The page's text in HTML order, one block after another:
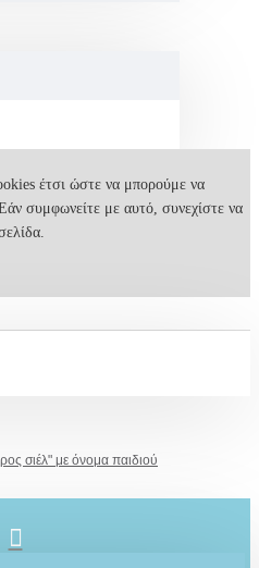
έτσι ώστε να μπορούμε να
συμφωνείτε με αυτό, συνεχίστε να
σιέλ" με όνομα παιδιού